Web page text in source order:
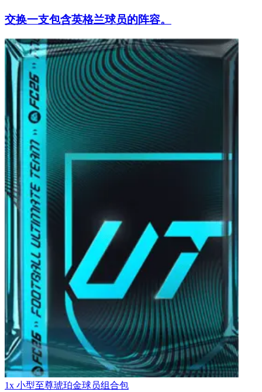
交换一支包含英格兰球员的阵容。
1x 小型至尊琥珀金球员组合包